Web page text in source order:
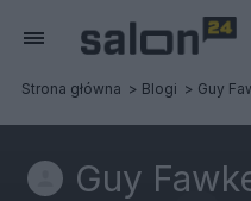
Strona główna Blogi Guy
Guy